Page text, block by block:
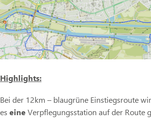
Highlights:
Bei der 12km – blaugrüne Einstiegsroute
es eineVerpflegungsstation auf der Route